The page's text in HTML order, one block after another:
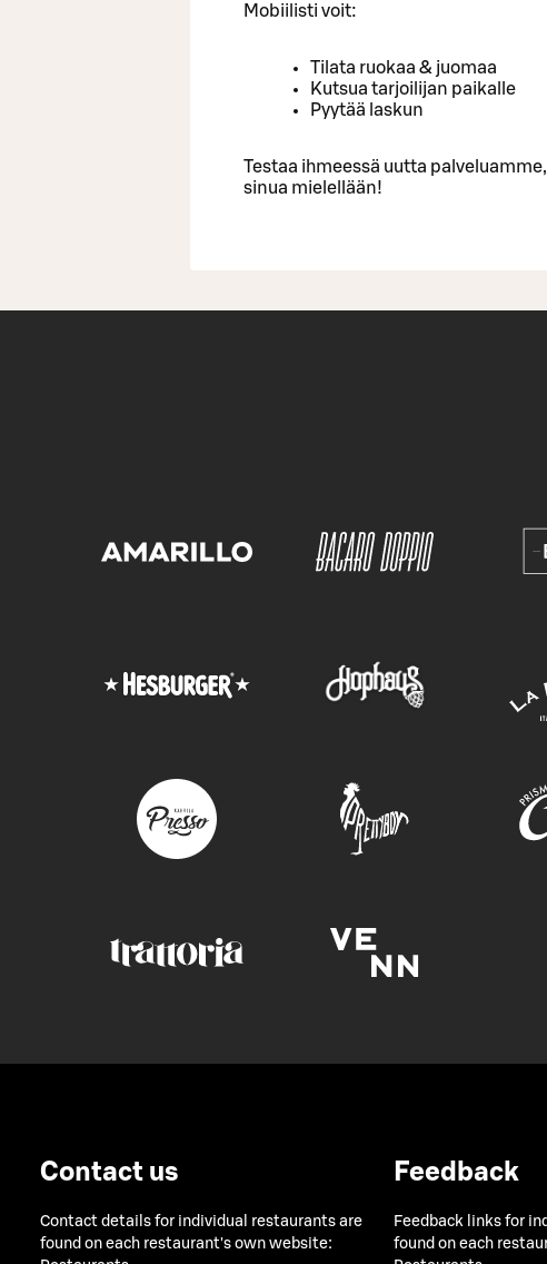
Mobiilisti voit:
Tilata ruokaa & juomaa
Kutsua tarjoilijan paikalle
Pyytää laskun
Testaa ihmeessä uutta
sinua mielellään!
Contact us
Contact details for individual restaurants are
found on each restaurant's own website:
Feedback
Feedback links for
found on each